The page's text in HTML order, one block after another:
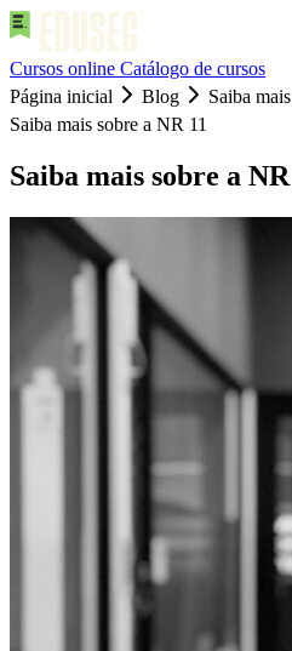
Cursos online Catálogo de cursos
Página inicial
Blog
Saiba
Saiba mais sobre a NR 11
Saiba mais sobre a NR